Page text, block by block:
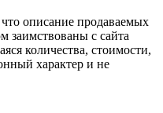
описание продаваемых
заимствованы с сайта
количества, стоимости,
характер и не